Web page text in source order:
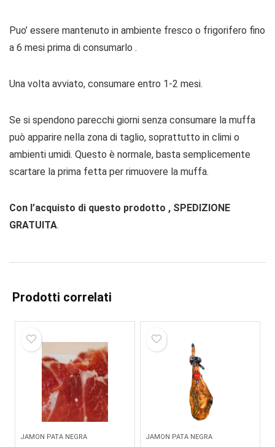
Puo’ essere mantenuto in ambiente fresco o frigorifero fino
a 6 mesi prima di consumarlo .
Una volta avviato, consumare entro 1-2 mesi.
Se si spendono parecchi giorni senza consumare la muffa
può apparire nella zona di taglio, soprattutto in climi o
ambienti umidi. Questo è normale, basta semplicemente
scartare la prima fetta per rimuovere la muffa.
Con l’acquisto di questo prodotto , SPEDIZIONE
GRATUITA.
Prodotti correlati
JAMON PATA NEGRA JAMON PATA NEGRA